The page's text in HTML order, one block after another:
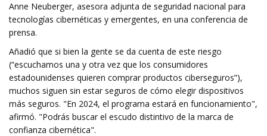
Anne Neuberger, asesora adjunta de seguridad nacional para
tecnologías cibernéticas y emergentes, en una conferencia de
prensa.
Añadió que si bien la gente se da cuenta de este riesgo
(“escuchamos una y otra vez que los consumidores
estadounidenses quieren comprar productos ciberseguros”),
muchos siguen sin estar seguros de cómo elegir dispositivos
más seguros. "En 2024, el programa estará en funcionamiento",
afirmó. "Podrás buscar el escudo distintivo de la marca de
confianza cibernética".